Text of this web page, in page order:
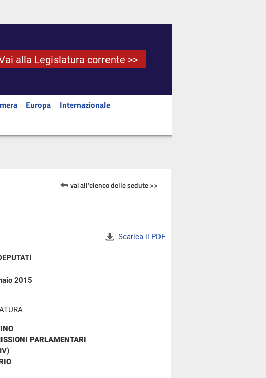
alla Legislatura corrente >>
Europa
Internazionale
vai all'elenco delle sedute >>
Scarica il PDF
2015
PARLAMENTARI